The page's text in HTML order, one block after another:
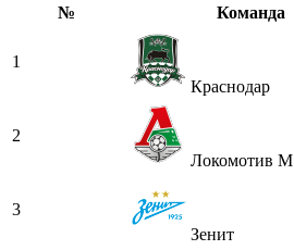
№
Команда
1
Краснодар
2
Локомотив М
3
Зенит